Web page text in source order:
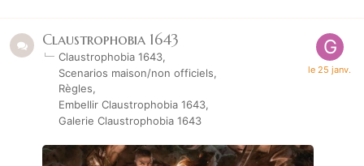
Claustrophobia 1643
Claustrophobia 1643
Scenarios maison/non officiels
Règles
Embellir Claustrophobia 1643
Galerie Claustrophobia 1643